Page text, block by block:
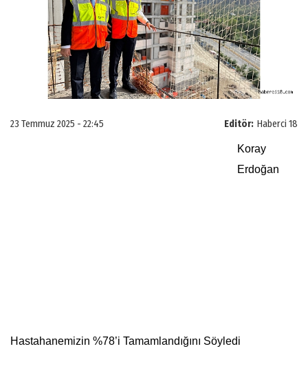
Editör: Haberci 18
23 Temmuz 2025 - 22:45
Koray
Erdoğan
Hastahanemizin %78’i Tamamlandığını Söyledi